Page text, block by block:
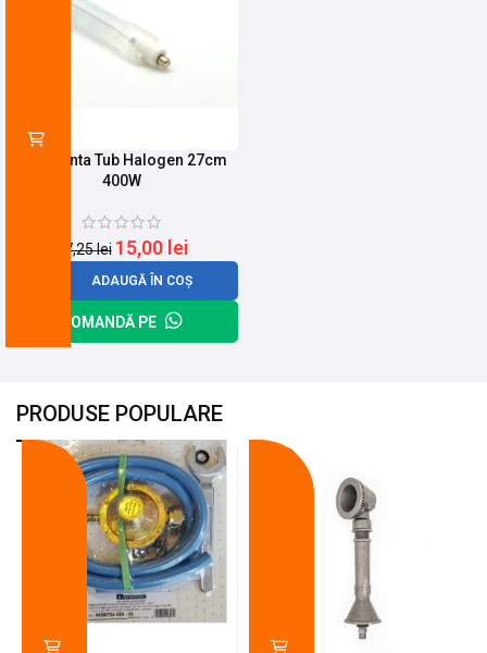
Rezistenta Tub Halogen 27cm
400W
17,25lei 15,00 lei
ADAUGĂ ÎN COȘ
COMANDĂ PE
PRODUSE POPULARE